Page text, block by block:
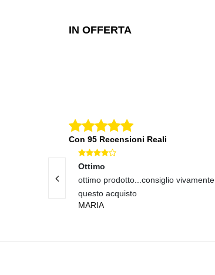
IN OFFERTA
Con 95 Recensioni Reali
Ottimo
ottimo prodotto...consiglio vivamente
questo acquisto
MARIA